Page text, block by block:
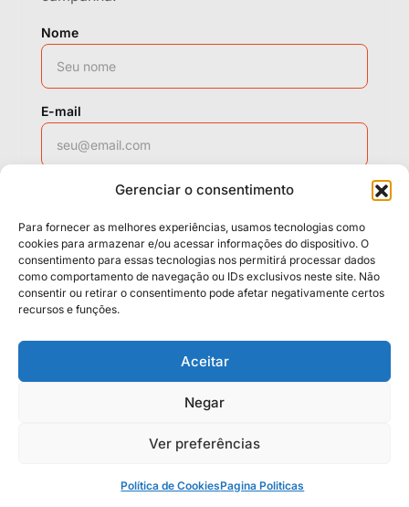
Gerenciar o consentimento
Para fornecer as melhores experiências, usamos tecnologias como
cookies para armazenar e/ou acessar informações do dispositivo. O
consentimento para essas tecnologias nos permitirá processar dados
como comportamento de navegação ou IDs exclusivos neste site. Não
consentir ou retirar o consentimento pode afetar negativamente certos
recursos e funções.
Aceitar
Negar
Ver preferências
Política de CookiesPagina Politicas
Nome
E-mail
Solicitar contato
Políticas Cookies Termos
© 2026 Casa da Mídia. Todos os direitos reservados.
Neo Casa 2026.